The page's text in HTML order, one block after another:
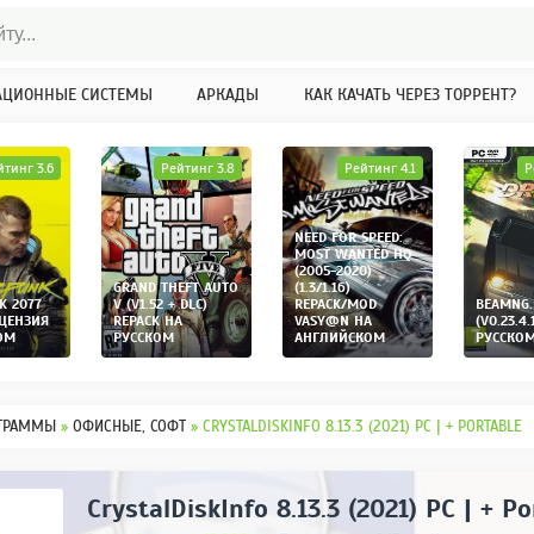
СИСТЕМЫ АРКАДЫ КАК КАЧАТЬ ЧЕРЕЗ ТОРРЕНТ?
2077
3.6
GRAND THEFT AUTO
V (V1.52 + DLC)
REPACK НА
РУССКОМ
Рейтинг 3.8
NEED FOR SPEED:
MOST WANTED HQ
(2005-2020)
(1.3/1.16)
REPACK/MOD
VASY@N НА
АНГЛИЙСКОМ
Рейтинг 4.1
» ОФИСНЫЕ, СОФТ» CRYSTALDISKINFO 8.13.3 (2021) PC | + PORTABLE
CrystalDiskInfo 8.13.3 (2021) PC | +